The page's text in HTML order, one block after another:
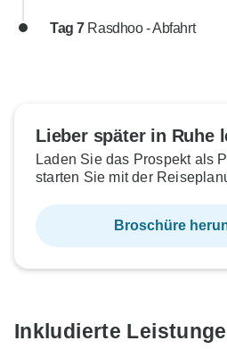
Tag 7 Rasdhoo - Abfahrt
Lieber später in Ruhe
Laden Sie das Prospekt als
starten Sie mit der
Broschüre
Inkludierte